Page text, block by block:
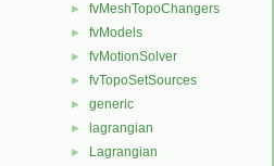
► fvMeshTopoChangers
► fvModels
► fvMotionSolver
► fvTopoSetSources
► generic
► lagrangian
► Lagrangian